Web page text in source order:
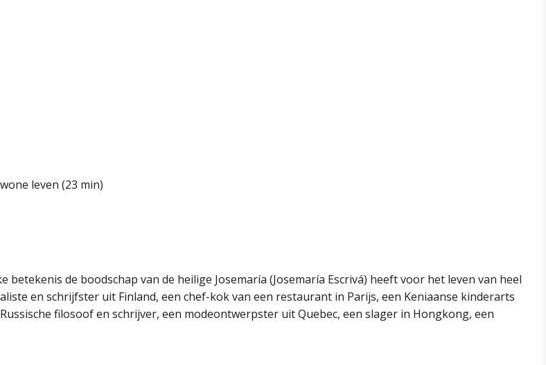
leven (23 min)
betekenis de boodschap van de heilige Josemaría (Josemaría Escrivá) heeft voor het leven van heel
en schrijfster uit Finland, een chef-kok van een restaurant in Parijs, een Keniaanse kinderarts
filosoof en schrijver, een modeontwerpster uit Quebec, een slager in Hongkong, een